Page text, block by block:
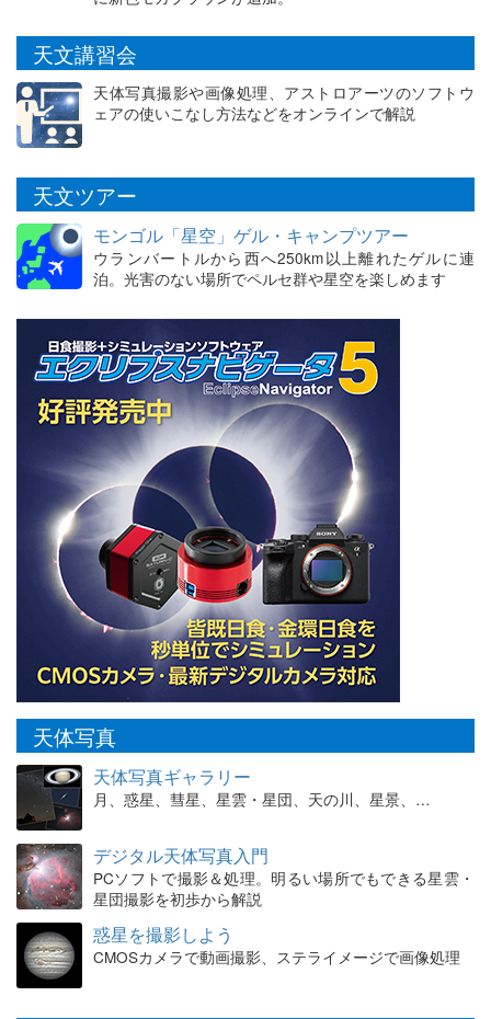
天文講習会
天体写真撮影や画像処理、アストロアーツのソフトウ
ェアの使いこなし方法などをオンラインで解説
天文ツアー
モンゴル「星空」ゲル・キャンプツアー
ウランバートルから西へ250km以上離れたゲルに連
泊。光害のない場所でペルセ群や星空を楽しめます
天体写真
天体写真ギャラリー
月、惑星、彗星、星雲・星団、天の川、星景、…
デジタル天体写真入門
PCソフトで撮影＆処理。明るい場所でもできる星雲・
星団撮影を初歩から解説
惑星を撮影しよう
CMOSカメラで動画撮影、ステライメージで画像処理